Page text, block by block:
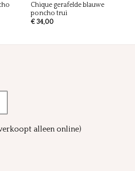
Chique gerafelde blauwe
poncho trui
€34,00
alleen online)